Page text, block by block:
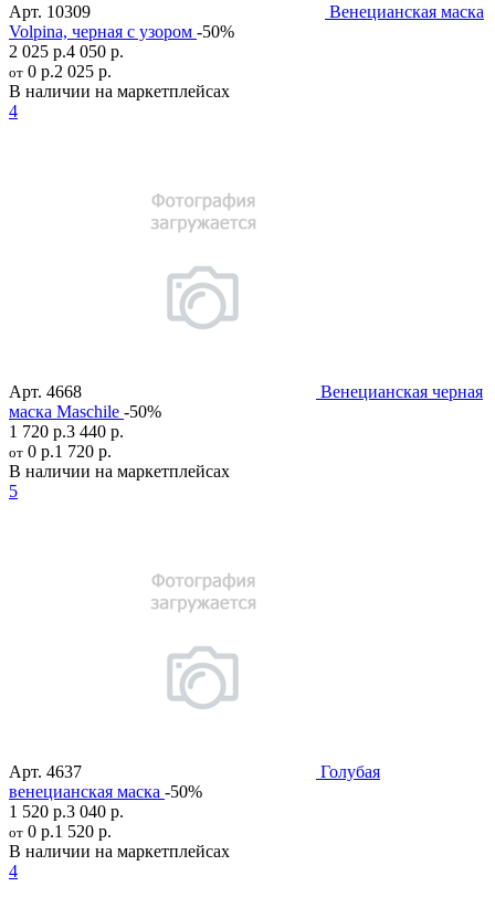
Арт. 10309
Венецианская маска
Volpina, черная с узором -50%
2 025 р.4 050 р.
от 0 р.2 025 р.
В наличии на маркетплейсах
4
Арт. 4668
Венецианская черная
маска Maschile -50%
1 720 р.3 440 р.
от 0 р.1 720 р.
В наличии на маркетплейсах
5
Арт. 4637
Голубая
венецианская маска -50%
1 520 р.3 040 р.
от 0 р.1 520 р.
В наличии на маркетплейсах
4